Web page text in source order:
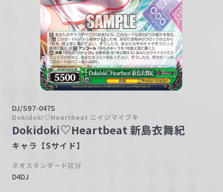
DJ/S97-047S
Dokidoki♡Heartbeat ニイジマイブキ
Dokidoki♡Heartbeat 新島衣舞紀
キャラ【Sサイド】
ネオスタンダード区分
D4DJ